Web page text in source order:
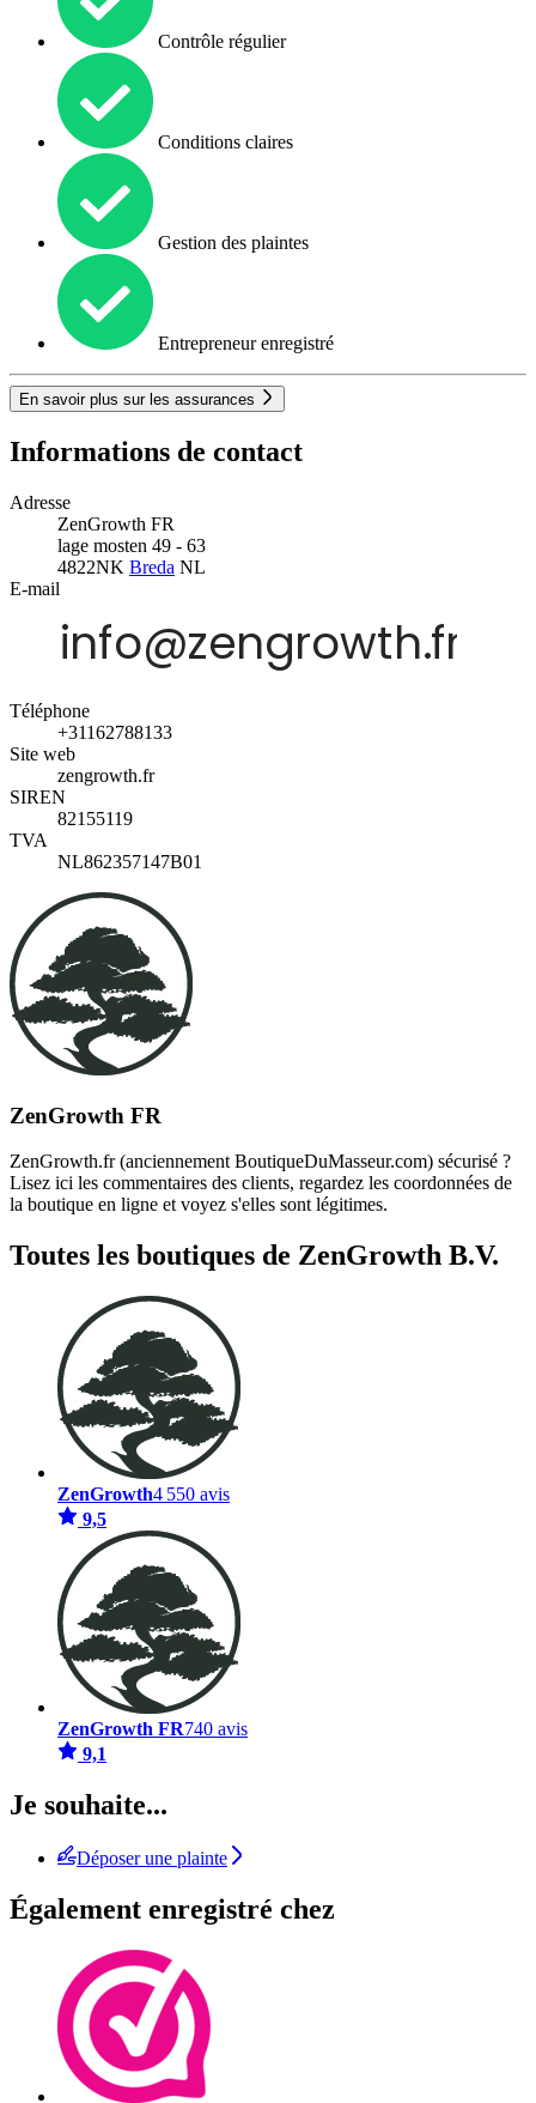
Contrôle régulier
Conditions claires
Gestion des plaintes
Entrepreneur enregistré
En savoir plus sur les assurances
Informations de contact
Adresse
ZenGrowth FR
lage mosten 49 - 63
4822NK Breda NL
E-mail
Téléphone
+31162788133
Site web
zengrowth.fr
SIREN
82155119
TVA
NL862357147B01
ZenGrowth FR
ZenGrowth.fr (anciennement BoutiqueDuMasseur.com) sécurisé ?
Lisez ici les commentaires des clients, regardez les coordonnées de
la boutique en ligne et voyez s'elles sont légitimes.
Toutes les boutiques de ZenGrowth B.V.
ZenGrowth4 550 avis
9,5
ZenGrowth FR740 avis
9,1
Je souhaite...
Déposer une plainte
Également enregistré chez